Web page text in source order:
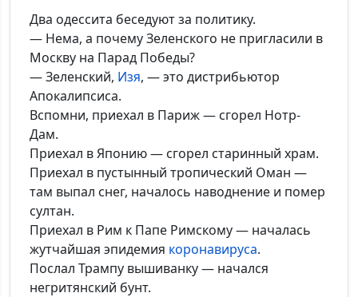
Два одессита беседуют за политику.
— Нема, а почему Зеленского не пригласили в
Москву на Парад Победы?
— Зеленский, Изя, — это дистрибьютор
Апокалипсиса.
Вспомни, приехал в Париж — сгорел Нотр-
Дам.
Приехал в Японию — сгорел старинный храм.
Приехал в пустынный тропический Оман —
там выпал снег, началось наводнение и помер
султан.
Приехал в Рим к Папе Римскому — началась
жутчайшая эпидемия коронавируса.
Послал Трампу вышиванку — начался
негритянский бунт.